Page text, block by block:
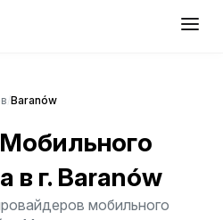
Baranów
в г. Baranów
мобильного